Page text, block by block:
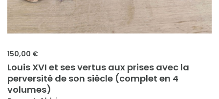
150,00 €
Louis XVI et ses vertus aux prises avec la
perversité de son siècle (complet en 4
volumes)